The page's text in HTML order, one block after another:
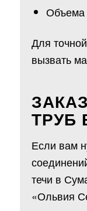
Объема
Для
вызвать
ТРУБ
Если вам
течи в
«Ольвия